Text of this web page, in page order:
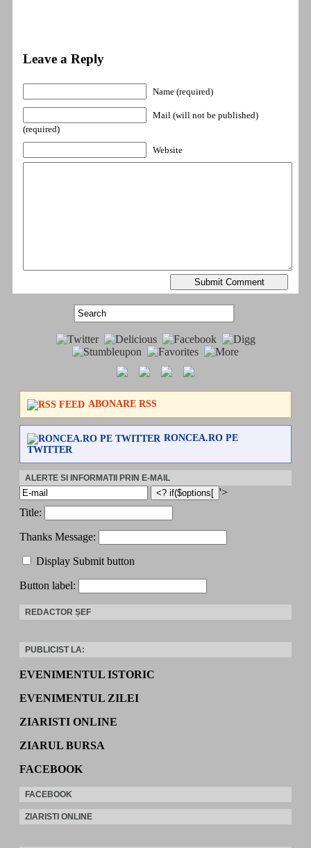
Leave a Reply
Name (required)
Mail (will not be published)
(required)
Website
ABONARE RSS
RONCEA.RO PE
TWITTER
ALERTE SI INFORMATII PRIN E-MAIL
'>
Title:
Thanks Message:
Display Submit button
Button label:
REDACTOR ȘEF
PUBLICIST LA:
EVENIMENTUL ISTORIC
EVENIMENTUL ZILEI
ZIARISTI ONLINE
ZIARUL BURSA
FACEBOOK
FACEBOOK
ZIARISTI ONLINE